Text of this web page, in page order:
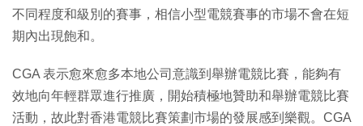
不同程度和級別的賽事，相信小型電競賽事的市場不會在短
期內出現飽和。
CGA 表示愈來愈多本地公司意識到舉辦電競比賽，能夠有
效地向年輕群眾進行推廣，開始積極地贊助和舉辦電競比賽
活動，故此對香港電競比賽策劃市場的發展感到樂觀。CGA